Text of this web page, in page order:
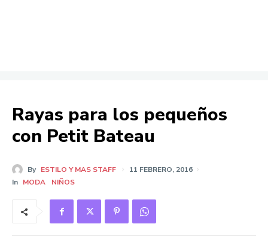
Rayas para los pequeños
con Petit Bateau
By ESTILO Y MAS STAFF
11 FEBRERO, 2016
In MODA NIÑOS